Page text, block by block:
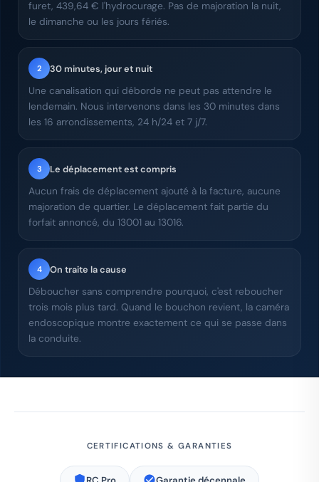
furet, 439,64 € l'hydrocurage. Pas de majoration la nuit,
le dimanche ou les jours fériés.
2 30 minutes, jour et nuit
Une canalisation qui déborde ne peut pas attendre le
lendemain. Nous intervenons dans les 30 minutes dans
les 16 arrondissements, 24 h/24 et 7 j/7.
3 Le déplacement est compris
Aucun frais de déplacement ajouté à la facture, aucune
majoration de quartier. Le déplacement fait partie du
forfait annoncé, du 13001 au 13016.
4 On traite la cause
Déboucher sans comprendre pourquoi, c'est reboucher
trois mois plus tard. Quand le bouchon revient, la caméra
endoscopique montre exactement ce qui se passe dans
la conduite.
CERTIFICATIONS & GARANTIES